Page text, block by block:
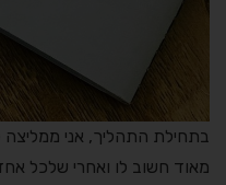
בתחילת התהליך, אני
מאוד חשוב לו ואחרי שלכל